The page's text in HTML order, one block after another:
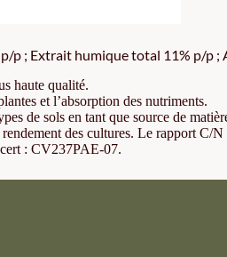
; Extrait humique total 11% p/p ;
haute qualité.
et l’absorption des nutriments.
de sols en tant que source de
des cultures. Le rapport
: CV237PAE-07.